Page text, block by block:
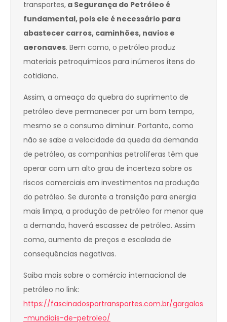
transportes, a Segurança do Petróleo é
fundamental, pois ele é necessário para
abastecer carros, caminhões, navios e
aeronaves. Bem como, o petróleo produz
materiais petroquímicos para inúmeros itens do
cotidiano.
Assim, a ameaça da quebra do suprimento de
petróleo deve permanecer por um bom tempo,
mesmo se o consumo diminuir. Portanto, como
não se sabe a velocidade da queda da demanda
de petróleo, as companhias petrolíferas têm que
operar com um alto grau de incerteza sobre os
riscos comerciais em investimentos na produção
do petróleo. Se durante a transição para energia
mais limpa, a produção de petróleo for menor que
a demanda, haverá escassez de petróleo. Assim
como, aumento de preços e escalada de
consequências negativas.
Saiba mais sobre o comércio internacional de
petróleo no link:
https://fascinadosportransportes.com.br/gargalos
-mundiais-de-petroleo/